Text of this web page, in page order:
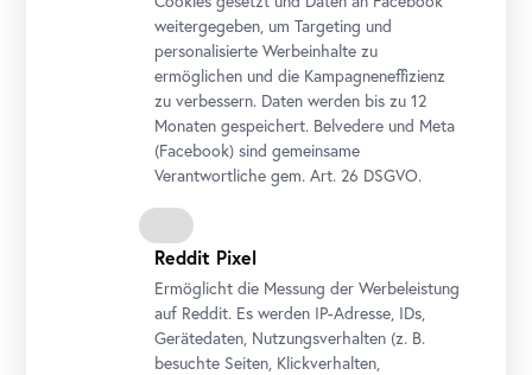
27
OKTOBER
28
OKTOBER
DONNERSTAG
29
OKTOBER
10:30 – 12:30
weitergegeben, um Targeting und
personalisierte Werbeinhalte zu
ermöglichen und die Kampagneneffizienz
zu verbessern. Daten werden bis zu 12
Monaten gespeichert. Belvedere und Meta
(Facebook) sind gemeinsame
Verantwortliche gem.Art. 26 DSGVO.
Reddit Pixel
Ermöglicht die Messung der Werbeleistung
auf Reddit. Es werden IP-Adresse, IDs,
Gerätedaten, Nutzungsverhalten (z. B.
besuchte Seiten, Klickverhalten,